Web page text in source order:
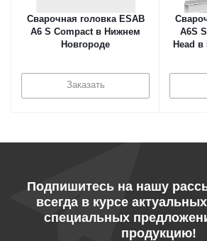
Сварочная головка ESAB
А6 S Compact в Нижнем
Новгороде
Заказать
A6S
Head
Подпишитесь на нашу
всегда в курсе
специальных
продукцию!